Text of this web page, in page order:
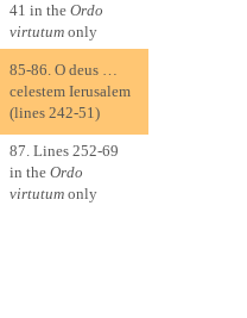
41 in the Ordo
virtutum only
85-86. O deus …
celestem Ierusalem
(lines 242-51)
87. Lines 252-69
in the Ordo
virtutum only